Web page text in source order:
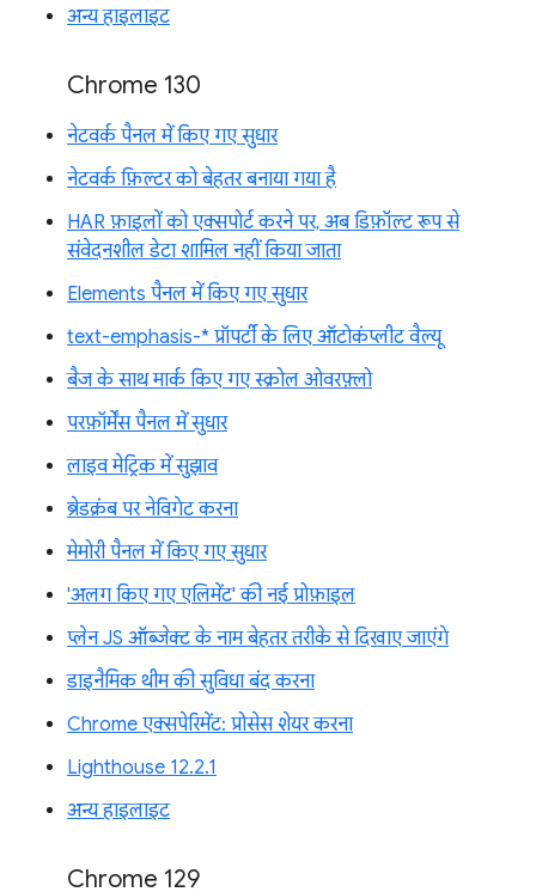
अन्य हाइलाइट
Chrome 130
नेटवर्क पैनल में किए गए सुधार
नेटवर्क फ़िल्टर को बेहतर बनाया गया है
HAR फ़ाइलों को एक्सपोर्ट करने पर, अब डिफ़ॉल्ट रूप से
संवेदनशील डेटा शामिल नहीं किया जाता
Elements पैनल में किए गए सुधार
text-emphasis-* प्रॉपर्टी के लिए ऑटोकंप्लीट वैल्यू
बैज के साथ मार्क किए गए स्क्रोल ओवरफ़्लो
परफ़ॉर्मेंस पैनल में सुधार
लाइव मेट्रिक में सुझाव
ब्रेडक्रंब पर नेविगेट करना
मेमोरी पैनल में किए गए सुधार
'अलग किए गए एलिमेंट' की नई प्रोफ़ाइल
प्लेन JS ऑब्जेक्ट के नाम बेहतर तरीके से दिखाए जाएंगे
डाइनैमिक थीम की सुविधा बंद करना
Chrome एक्सपेरिमेंट: प्रोसेस शेयर करना
Lighthouse 12.2.1
अन्य हाइलाइट
Chrome 129